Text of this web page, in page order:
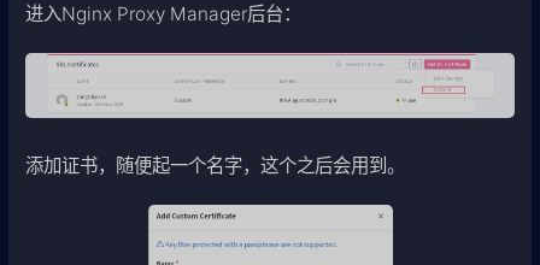
进入Nginx Proxy Manager后台：
添加证书，随便起一个名字，这个之后会用到。